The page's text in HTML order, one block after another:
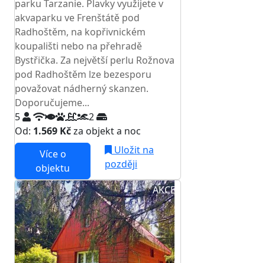
parku Tarzanie. Plavky využijete v
akvaparku ve Frenštátě pod
Radhoštěm, na kopřivnickém
koupališti nebo na přehradě
Bystřička. Za největší perlu Rožnova
pod Radhoštěm lze bezesporu
považovat nádherný skanzen.
Doporučujeme...
5
2
Od: 1.569 Kčza objekt a noc
Více o
objektu
Uložit na
později
AKCE